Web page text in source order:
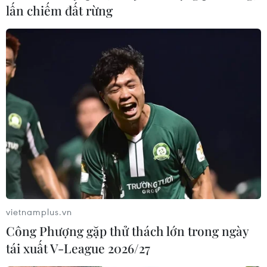
#Cổng thông tin điện tử
#nhà cung cấp nước ngoài
#kê khai nộp thuế
#thu thuế xuyên biên giới
Theo dõi VietnamPlus
lấn chiếm đất rừng
vietnamplus.vn
Công Phượng gặp thử thách lớn trong ngày
tái xuất V-League 2026/27